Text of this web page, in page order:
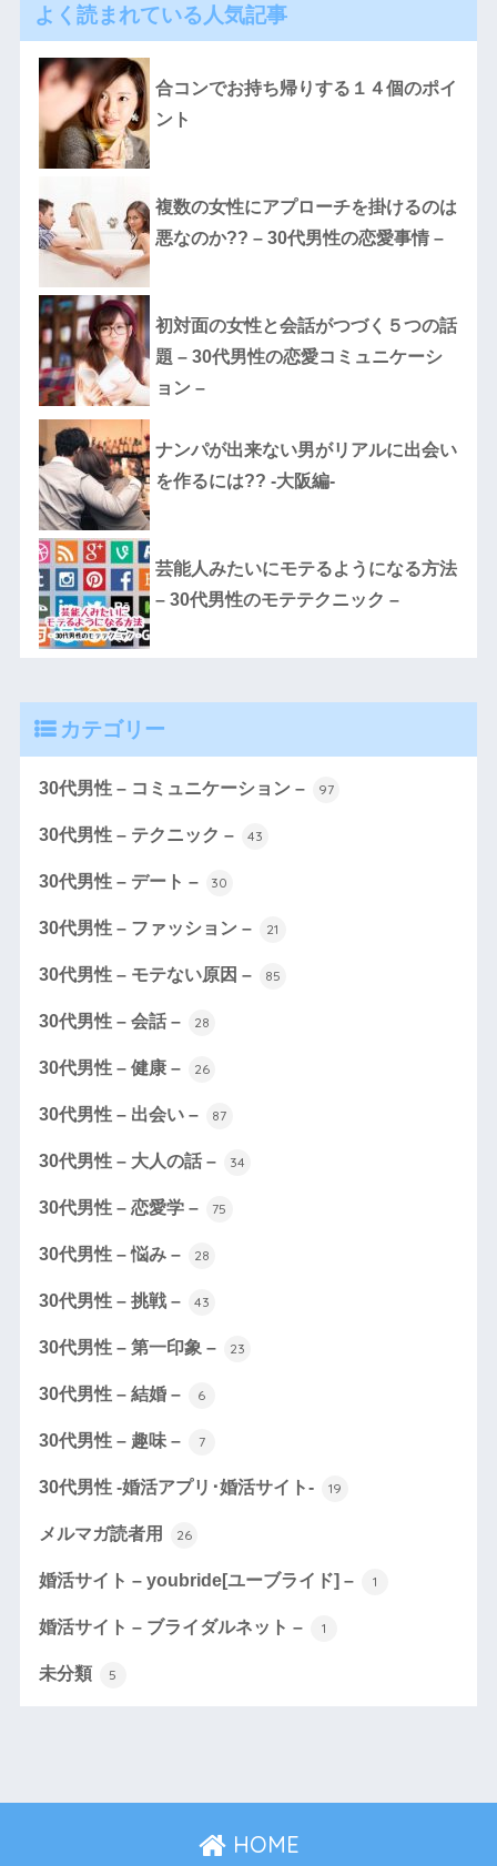
よく読まれている人気記事
合コンでお持ち帰りする１４個のポイ
ント
複数の女性にアプローチを掛けるのは
悪なのか?? – 30代男性の恋愛事情 –
初対面の女性と会話がつづく５つの話
題 – 30代男性の恋愛コミュニケーシ
ョン –
ナンパが出来ない男がリアルに出会い
を作るには?? -大阪編-
芸能人みたいにモテるようになる方法
– 30代男性のモテテクニック –
カテゴリー
30代男性 – コミュニケーション – 97
30代男性 – テクニック – 43
30代男性 – デート – 30
30代男性 – ファッション – 21
30代男性 – モテない原因 – 85
30代男性 – 会話 – 28
30代男性 – 健康 – 26
30代男性 – 出会い – 87
30代男性 – 大人の話 – 34
30代男性 – 恋愛学 – 75
30代男性 – 悩み – 28
30代男性 – 挑戦 – 43
30代男性 – 第一印象 – 23
30代男性 – 結婚 – 6
30代男性 – 趣味 – 7
30代男性 -婚活アプリ･婚活サイト- 19
メルマガ読者用 26
婚活サイト – youbride[ユーブライド] – 1
婚活サイト – ブライダルネット – 1
未分類 5
HOME